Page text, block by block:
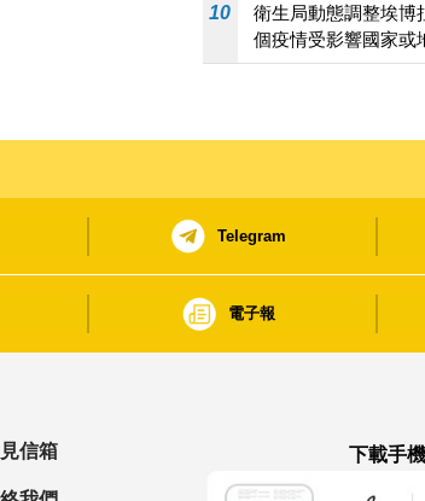
10
衛生局動態調整埃博
個疫情受影響國家或
施
Telegram
電子報
信箱
下載手